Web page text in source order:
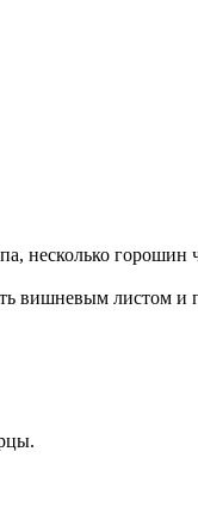
горошин
вишневым листом и